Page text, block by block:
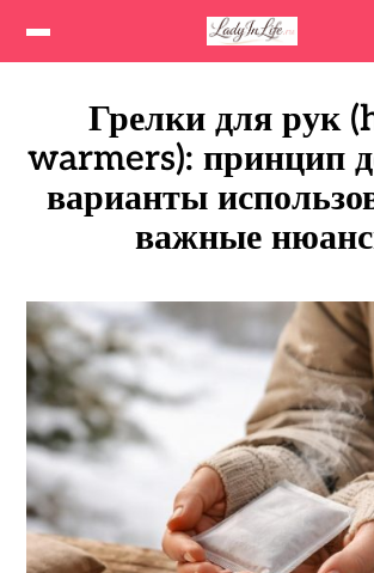
Грелки для рук
warmers): принцип
варианты
важные